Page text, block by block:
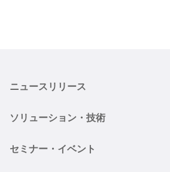
ニュースリリース
ソリューション・技術
セミナー・イベント